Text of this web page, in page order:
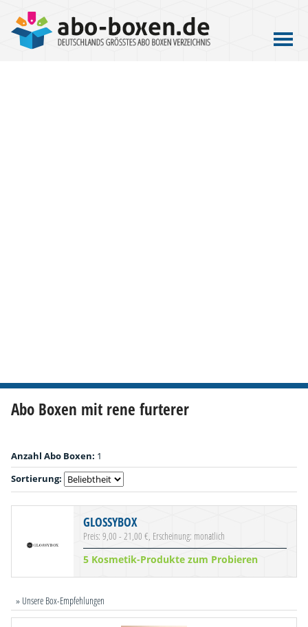
Abo Boxen mit rene furterer
Anzahl Abo Boxen: 1
Sortierung:
GLOSSYBOX
Preis: 9,00 - 21,00 €, Erscheinung: monatlich
5 Kosmetik-Produkte zum Probieren
» Unsere Box-Empfehlungen